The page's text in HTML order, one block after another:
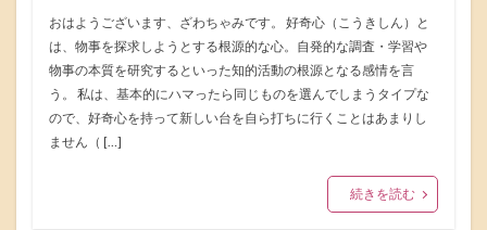
おはようございます、ざわちゃみです。 好奇心（こうきしん）と
は、物事を探求しようとする根源的な心。自発的な調査・学習や
物事の本質を研究するといった知的活動の根源となる感情を言
う。 私は、基本的にハマったら同じものを選んでしまうタイプな
ので、好奇心を持って新しい台を自ら打ちに行くことはあまりし
ません（ […]
続きを読む